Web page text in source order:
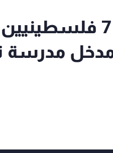
مصدر طبي فلسطيني: مقتل 7
مدخل مدرسة